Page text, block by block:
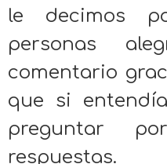
le decimos
personas
comentario
que si
preguntar
respuestas.